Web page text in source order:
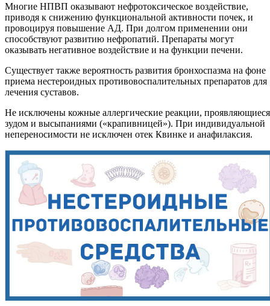
Многие НПВП оказывают нефротоксическое воздействие,
приводя к снижению функциональной активности почек, и
провоцируя повышение АД. При долгом применении они
способствуют развитию нефропатий. Препараты могут
оказывать негативное воздействие и на функции печени.
Существует также вероятность развития бронхоспазма на фоне
приема нестероидных противовоспалительных препаратов для
лечения суставов.
Не исключены кожные аллергические реакции, проявляющиеся
зудом и высыпаниями («крапивницей»). При индивидуальной
непереносимости не исключен отек Квинке и анафилаксия.